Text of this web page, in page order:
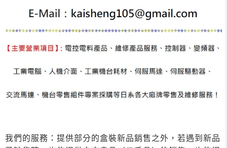
我們的服務：提供部分的盒裝新品銷售之外，若遇到新品